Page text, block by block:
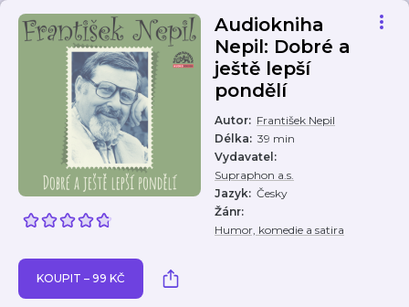
Audiokniha
Nepil: Dobré a
ještě lepší
pondělí
Autor: František Nepil
Délka: 39 min
Vydavatel :
Supraphon a.s.
Jazyk: Česky
Žánr:
Humor, komedie a satira
KOUPIT – 99 KČ